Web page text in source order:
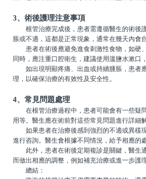
3、術後護理注意事項
根管治療完成後，患者需遵循醫生的術後
脹或不適，這都是正常現象，通常在幾天內會
患者在術後應避免進食刺激性食物，如硬、
同時，應注重口腔衛生，建議使用溫鹽水漱口
如出現明顯疼痛、出血或持續腫脹，患者
理，以確保治療的有效性及安全性。
4、常見問題處理
在根管治療過程中，患者可能會有一些疑
用等。醫生應在術前對這些常見問題進行詳細
如果患者在治療後感到強烈的不適或異樣
進行咨詢。醫生會根據不同情況，給予相應的
此外，患者在術後定期複診是關鍵，醫生
而做出相應的調整，例如補充治療或進一步護
總結：